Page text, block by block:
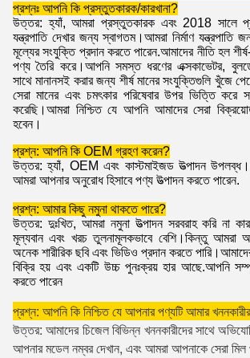
প্রশ্নঃ আপনি কি প্রস্তুতকারক/কারখানা?
উত্তর: হ্যাঁ, আমরা প্রস্তুতকারক এবং 2018 সালে
যন্ত্রপাতি দেখার জন্য স্বাগতম।আমরা নির্মাণ
মূল্যের সংযুক্তি প্রদান করতে পারেন.আমাদের নীতি হল শীর্ষ-
পণ্য তৈরি করে।আপনি সমস্ত ধরণের এক্সকাভেটর,
সাথে মানানসই করার জন্য শীর্ষ মানের সংযুক্তিগুলি খুঁজে
সেরা মানের এবং চমৎকার পরিষেবার উপর ভিত্তি করে
করেছি।আমরা নিশ্চিত যে আপনি আমাদের সেরা
হবেন।
প্রশ্ন: আপনি কি OEM গ্রহণ করেন?
উত্তর: হ্যাঁ, OEM এবং কাস্টমাইজড উত্পাদন
আমরা আপনার অনুরোধ হিসাবে পণ্য উত্পাদন করতে পারেন.
প্রশ্ন: আমার কিছু নমুনা থাকতে পারে?
উত্তর: দুঃখিত, আমরা নমুনা উত্পাদন সরবরাহ করি না
মূল্যবান এবং খরচ তুলনামূলকভাবে বেশি।কিন্তু আমরা
অনেক শারীরিক ছবি এবং ভিডিও প্রদান করতে
বিক্রি হয় এবং একটি উচ্চ পুনঃক্রয় হার আছে.আপনি
করতে পারেন
প্রশ্ন: আপনি কি নিশ্চিত যে আপনার পণ্যটি আমার
উত্তর: আমাদের চিজেল বিভিন্ন খননকারীদের সাথে
আপনার মডেল নম্বর দেখান, এবং আমরা আপনাকে সেরা মিল